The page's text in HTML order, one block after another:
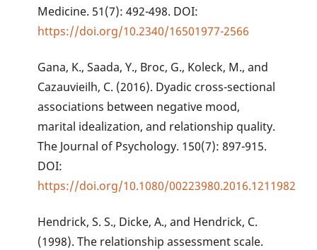
Medicine. 51(7): 492-498. DOI:
https://doi.org/10.2340/16501977-2566
Gana, K., Saada, Y., Broc, G., Koleck, M., and
Cazauvieilh, C. (2016). Dyadic cross-sectional
associations between negative mood,
marital idealization, and relationship quality.
The Journal of Psychology. 150(7): 897-915.
DOI:
https://doi.org/10.1080/00223980.2016.1211982
Hendrick, S. S., Dicke, A., and Hendrick, C.
(1998). The relationship assessment scale.